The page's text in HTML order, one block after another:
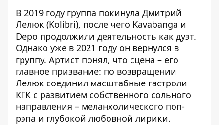
В 2019 году группа покинула Дмитрий
Лелюк (Kolibri), после чего Kavabanga и
Depo продолжили деятельность как дуэт.
Однако уже в 2021 году он вернулся в
группу. Артист понял, что сцена – его
главное призвание: по возвращении
Лелюк соединил масштабные гастроли
КГК с развитием собственного сольного
направления – меланхолического поп-
рэпа и глубокой любовной лирики.